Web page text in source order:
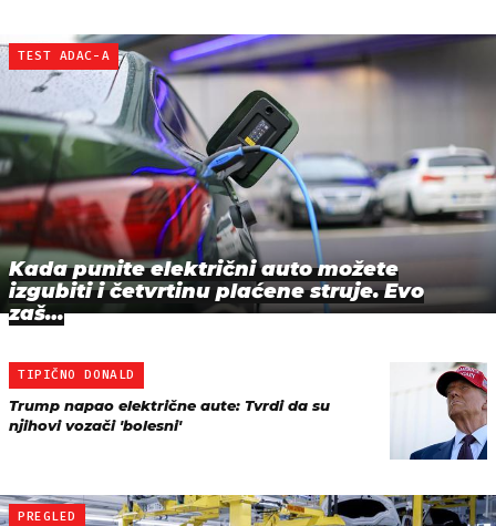
TEST ADAC-A
Kada punite električni auto možete
izgubiti i četvrtinu plaćene struje. Evo
zaš…
TIPIČNO DONALD
Trump napao električne aute: Tvrdi da su
njihovi vozači 'bolesni'
PREGLED